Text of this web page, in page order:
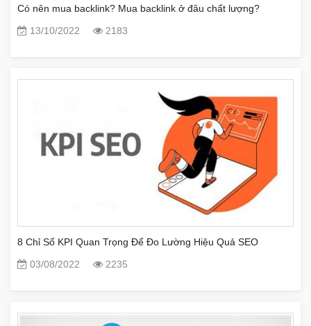
Có nên mua backlink? Mua backlink ở đâu chất lượng?
13/10/2022
2183
8 Chỉ Số KPI Quan Trọng Để Đo Lường Hiệu Quả SEO
03/08/2022
2235